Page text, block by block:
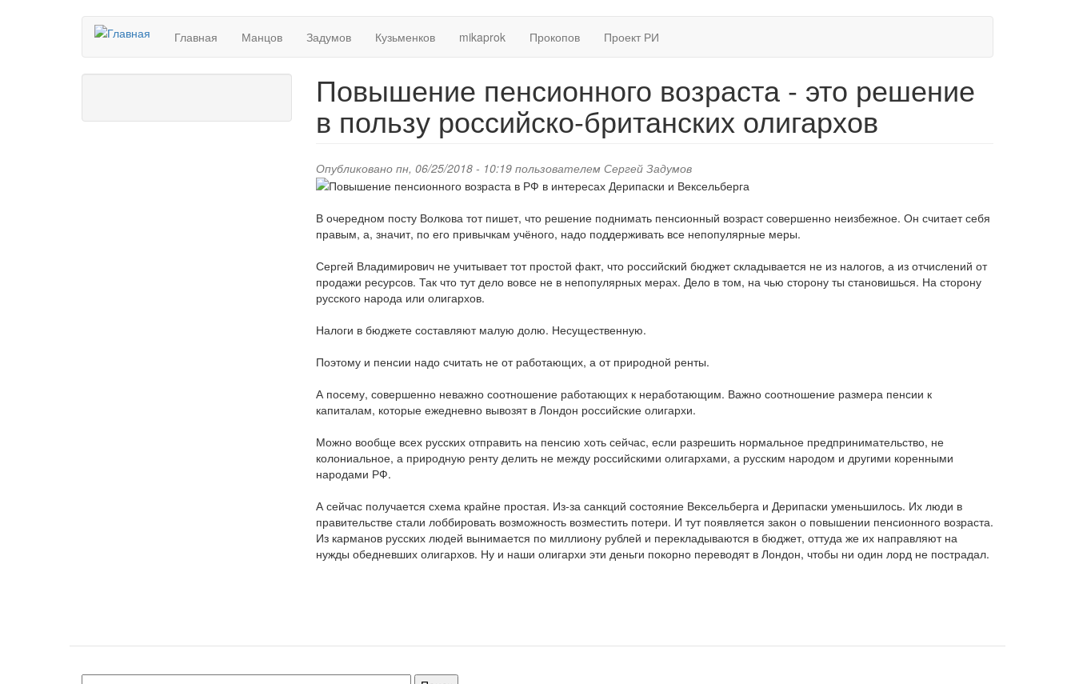
Главная Манцов Задумов Кузьменков mikaprok Прокопов Проект РИ
Повышение пенсионного возраста - это решение
в пользу российско-британских олигархов
Опубликовано пн, 06/25/2018 - 10:19 пользователем Сергей Задумов
В очередном посту Волкова тот пишет, что решение поднимать пенсионный возраст совершенно неизбежное. Он считает себя
правым, а, значит, по его привычкам учёного, надо поддерживать все непопулярные меры.
Сергей Владимирович не учитывает тот простой факт, что российский бюджет складывается не из налогов, а из отчислений от
продажи ресурсов. Так что тут дело вовсе не в непопулярных мерах. Дело в том, на чью сторону ты становишься. На сторону
русского народа или олигархов.
Налоги в бюджете составляют малую долю. Несущественную.
Поэтому и пенсии надо считать не от работающих, а от природной ренты.
А посему, совершенно неважно соотношение работающих к неработающим. Важно соотношение размера пенсии к
капиталам, которые ежедневно вывозят в Лондон российские олигархи.
Можно вообще всех русских отправить на пенсию хоть сейчас, если разрешить нормальное предпринимательство, не
колониальное, а природную ренту делить не между российскими олигархами, а русским народом и другими коренными
народами РФ.
А сейчас получается схема крайне простая. Из-за санкций состояние Вексельберга и Дерипаски уменьшилось. Их люди в
правительстве стали лоббировать возможность возместить потери. И тут появляется закон о повышении пенсионного возраста.
Из карманов русских людей вынимается по миллиону рублей и перекладываются в бюджет, оттуда же их направляют на
нужды обедневших олигархов. Ну и наши олигархи эти деньги покорно переводят в Лондон, чтобы ни один лорд не пострадал.